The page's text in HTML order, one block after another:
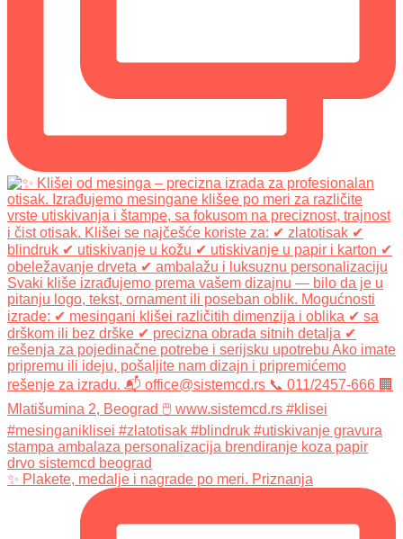
✨ Plakete, medalje i nagrade po meri. Priznanja